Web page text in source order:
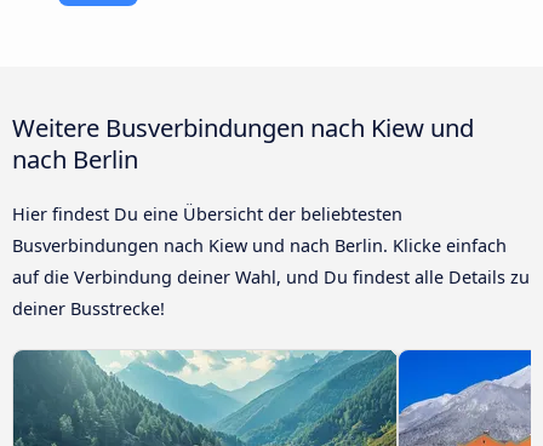
Weitere Busverbindungen nach Kiew und
nach Berlin
Hier findest Du eine Übersicht der beliebtesten
Busverbindungen nach Kiew und nach Berlin. Klicke einfach
auf die Verbindung deiner Wahl, und Du findest alle Details zu
deiner Busstrecke!